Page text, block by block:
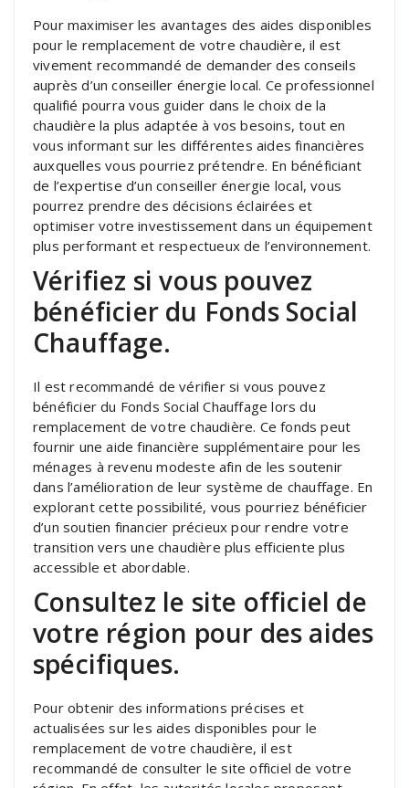
Pour maximiser les avantages des aides disponibles
pour le remplacement de votre chaudière, il est
vivement recommandé de demander des conseils
auprès d’un conseiller énergie local. Ce professionnel
qualifié pourra vous guider dans le choix de la
chaudière la plus adaptée à vos besoins, tout en
vous informant sur les différentes aides financières
auxquelles vous pourriez prétendre. En bénéficiant
de l’expertise d’un conseiller énergie local, vous
pourrez prendre des décisions éclairées et
optimiser votre investissement dans un équipement
plus performant et respectueux de l’environnement.
Vérifiez si vous pouvez
bénéficier du Fonds Social
Chauffage.
Il est recommandé de vérifier si vous pouvez
bénéficier du Fonds Social Chauffage lors du
remplacement de votre chaudière. Ce fonds peut
fournir une aide financière supplémentaire pour les
ménages à revenu modeste afin de les soutenir
dans l’amélioration de leur système de chauffage. En
explorant cette possibilité, vous pourriez bénéficier
d’un soutien financier précieux pour rendre votre
transition vers une chaudière plus efficiente plus
accessible et abordable.
Consultez le site officiel de
votre région pour des aides
spécifiques.
Pour obtenir des informations précises et
actualisées sur les aides disponibles pour le
remplacement de votre chaudière, il est
recommandé de consulter le site officiel de votre